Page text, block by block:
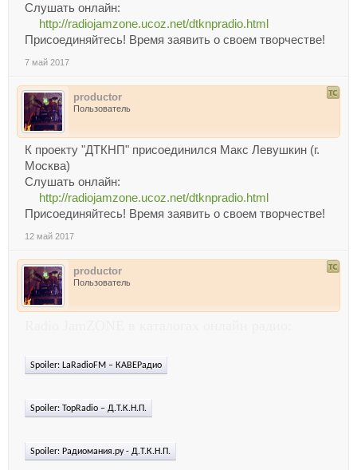
Слушать онлайн:
http://radiojamzone.ucoz.net/dtknpradio.html
Присоединяйтесь! Время заявить о своем творчестве!
7 май 2017
productor
Пользователь
К проекту "ДТКНП" присоединился Макс Левушкин (г.
Москва)
Слушать онлайн:
http://radiojamzone.ucoz.net/dtknpradio.html
Присоединяйтесь! Время заявить о своем творчестве!
12 май 2017
productor
Пользователь
Spoiler: LaRadioFM – КАВЕРадио
Spoiler: TopRadio – Д.Т.К.Н.П.
Spoiler: Радиомания.ру - Д.Т.К.Н.П.